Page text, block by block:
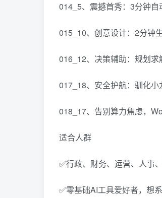
014_5、震撼首秀：3分钟
015_10、创意设计：2分钟
016_12、决策辅助：规划
017_18、安全护航：驯化
018_17、告别算力焦虑，
适合人群
✅行政、财务、运营、人事
✅零基础AI工具爱好者，想